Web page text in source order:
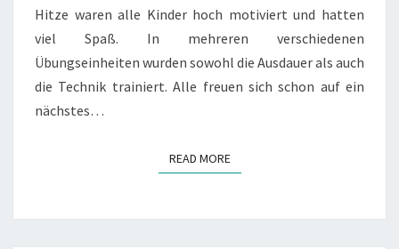
Hitze waren alle Kinder hoch motiviert und hatten
viel Spaß. In mehreren verschiedenen
Übungseinheiten wurden sowohl die Ausdauer als auch
die Technik trainiert. Alle freuen sich schon auf ein
nächstes…
READ MOREREAD MORE